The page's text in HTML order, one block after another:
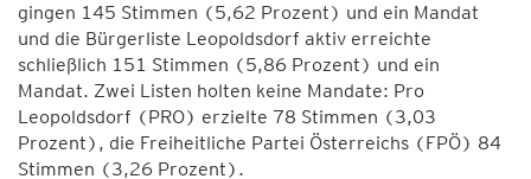
gingen 145 Stimmen (5,62 Prozent) und ein Mandat
und die Bürgerliste Leopoldsdorf aktiv erreichte
schließlich 151 Stimmen (5,86 Prozent) und ein
Mandat. Zwei Listen holten keine Mandate: Pro
Leopoldsdorf (PRO) erzielte 78 Stimmen (3,03
Prozent), die Freiheitliche Partei Österreichs (FPÖ) 84
Stimmen (3,26 Prozent).